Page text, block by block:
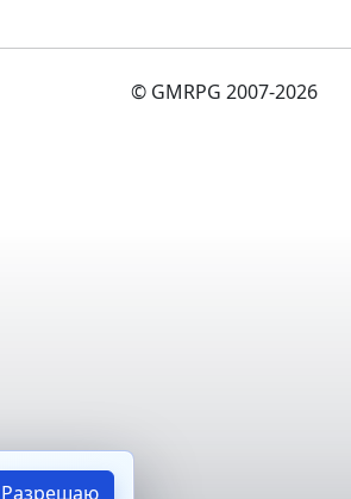
© GMRPG 2007-2026
Разрешаю